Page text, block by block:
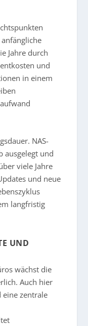
anfängliche
Jahre durch
und
in einem
NAS-
ausgelegt und
viele Jahre
und neue
langfristig
UND
wächst die
Auch hier
eine zentrale